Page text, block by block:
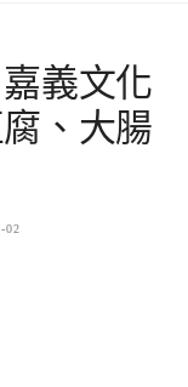
義文化
、大腸
02